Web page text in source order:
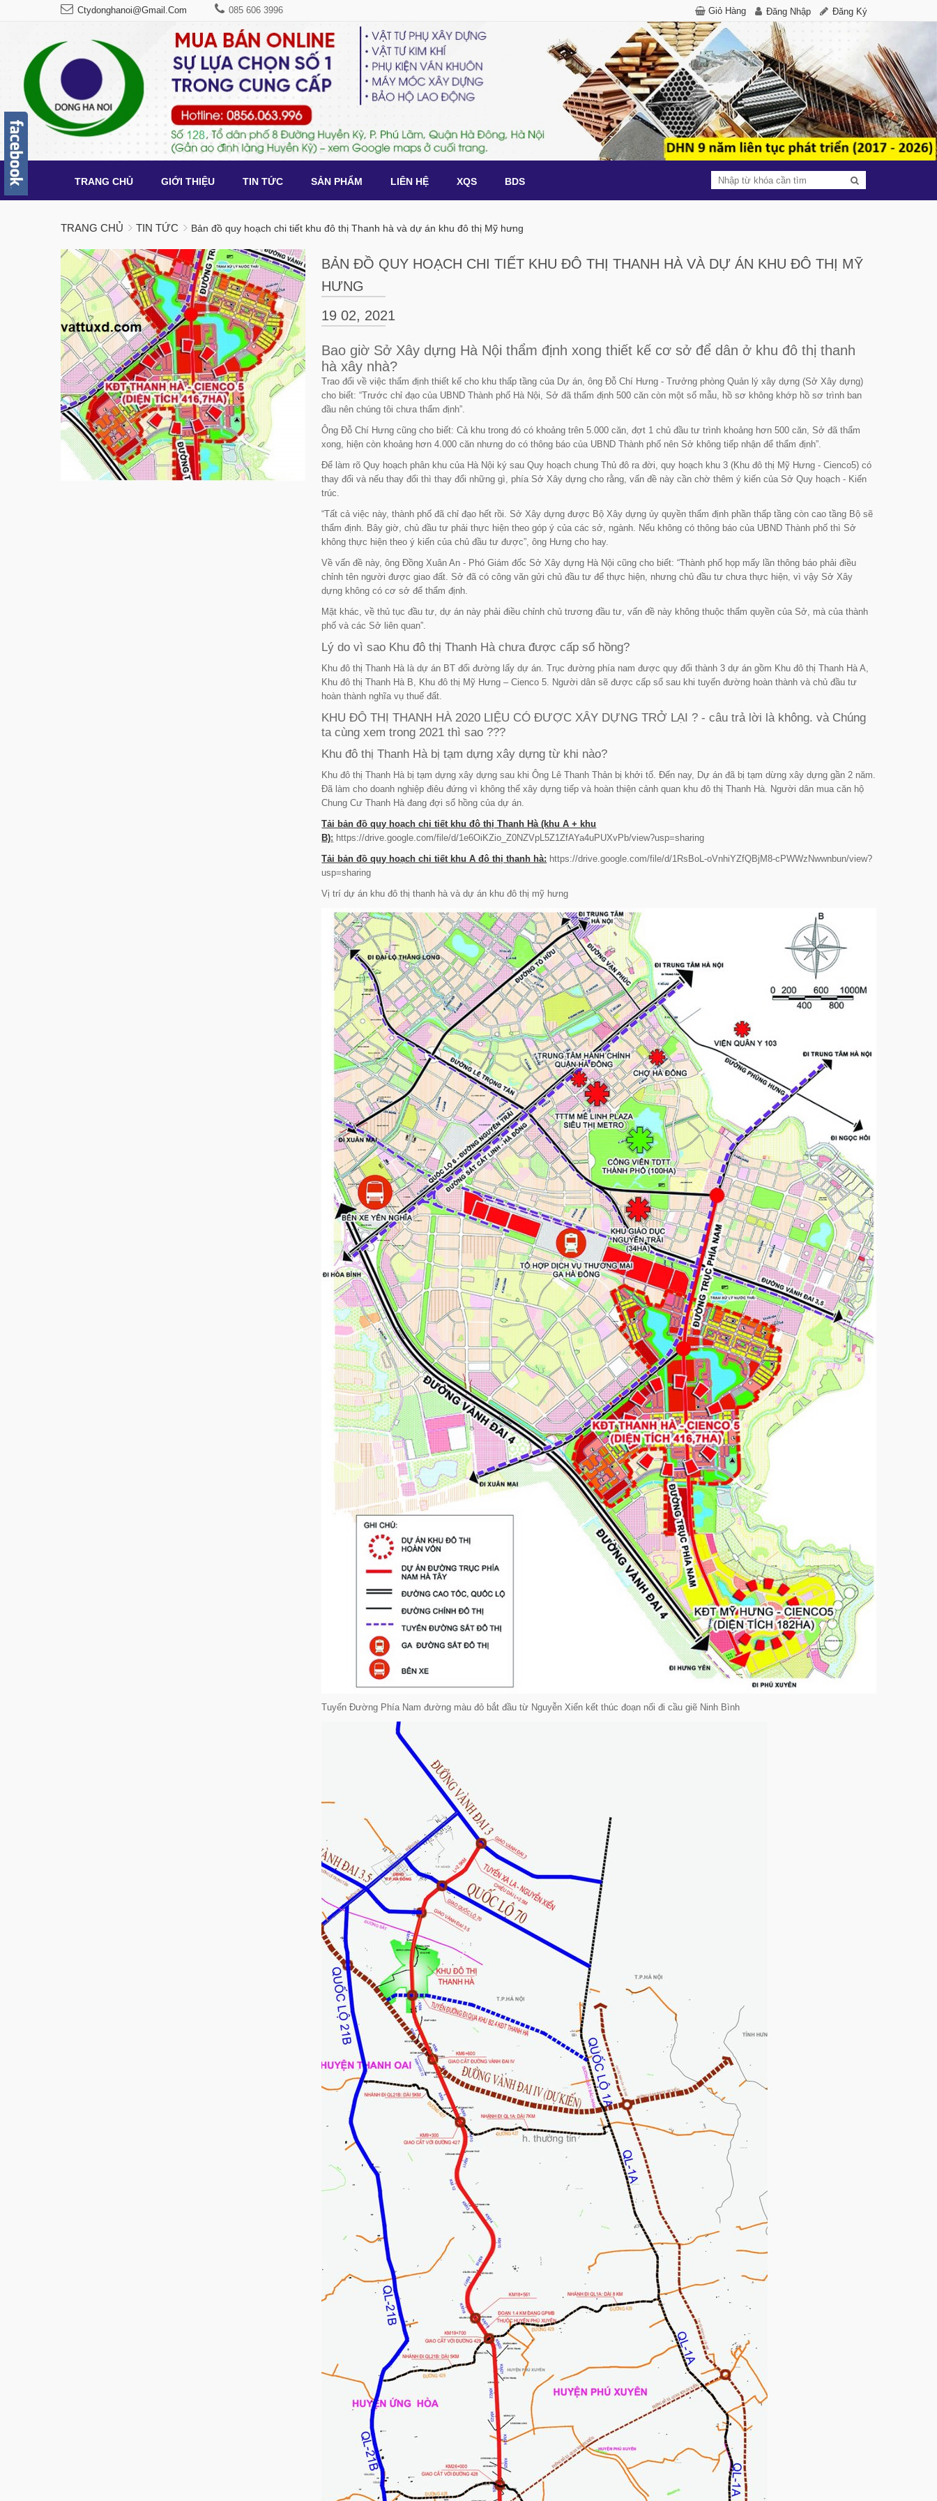
Ctydonghanoi@gmail.com 085 606 3996 Giỏ Hàng Đăng Nhập Đăng Ký
TRANG CHỦ GIỚI THIỆU TIN TỨC SẢN PHẨM LIÊN HỆ XQS BDS
TRANG CHỦ TIN TỨC Bản đồ quy hoạch chi tiết khu đô thị Thanh hà và dự án khu đô thị Mỹ hưng
BẢN ĐỒ QUY HOẠCH CHI TIẾT KHU ĐÔ THỊ THANH HÀ VÀ DỰ ÁN KHU ĐÔ THỊ MỸ
HƯNG
19 02, 2021
Bao giờ Sở Xây dựng Hà Nội thẩm định xong thiết kế cơ sở để dân ở khu đô thị thanh
hà xây nhà?
Trao đổi về việc thẩm định thiết kế cho khu thấp tầng của Dự án, ông Đỗ Chí Hưng - Trưởng phòng Quản lý xây dựng (Sở Xây dựng)
cho biết: “Trước chỉ đạo của UBND Thành phố Hà Nội, Sở đã thẩm định 500 căn còn một số mẫu, hồ sơ không khớp hồ sơ trình ban
đầu nên chúng tôi chưa thẩm định”.
Ông Đỗ Chí Hưng cũng cho biết: Cả khu trong đó có khoảng trên 5.000 căn, đợt 1 chủ đầu tư trình khoảng hơn 500 căn, Sở đã thẩm
xong, hiện còn khoảng hơn 4.000 căn nhưng do có thông báo của UBND Thành phố nên Sở không tiếp nhận để thẩm định”.
Để làm rõ Quy hoạch phân khu của Hà Nội ký sau Quy hoạch chung Thủ đô ra đời, quy hoạch khu 3 (Khu đô thị Mỹ Hưng - Cienco5) có
thay đổi và nếu thay đổi thì thay đổi những gì, phía Sở Xây dựng cho rằng, vấn đề này cần chờ thêm ý kiến của Sở Quy hoạch - Kiến
trúc.
“Tất cả việc này, thành phố đã chỉ đạo hết rồi. Sở Xây dựng được Bộ Xây dựng ủy quyền thẩm định phần thấp tầng còn cao tầng Bộ sẽ
thẩm định. Bây giờ, chủ đầu tư phải thực hiện theo góp ý của các sở, ngành. Nếu không có thông báo của UBND Thành phố thì Sở
không thực hiện theo ý kiến của chủ đầu tư được”, ông Hưng cho hay.
Về vấn đề này, ông Đồng Xuân An - Phó Giám đốc Sở Xây dựng Hà Nội cũng cho biết: “Thành phố họp mấy lần thông báo phải điều
chỉnh tên người được giao đất. Sở đã có công văn gửi chủ đầu tư để thực hiện, nhưng chủ đầu tư chưa thực hiện, vì vậy Sở Xây
dựng không có cơ sở để thẩm định.
Mặt khác, về thủ tục đầu tư, dự án này phải điều chỉnh chủ trương đầu tư, vấn đề này không thuộc thẩm quyền của Sở, mà của thành
phố và các Sở liên quan”.
Lý do vì sao Khu đô thị Thanh Hà chưa được cấp sổ hồng?
Khu đô thị Thanh Hà là dự án BT đổi đường lấy dự án. Trục đường phía nam được quy đổi thành 3 dự án gồm Khu đô thị Thanh Hà A,
Khu đô thị Thanh Hà B, Khu đô thị Mỹ Hưng – Cienco 5. Người dân sẽ được cấp sổ sau khi tuyến đường hoàn thành và chủ đầu tư
hoàn thành nghĩa vụ thuế đất.
KHU ĐÔ THỊ THANH HÀ 2020 LIỆU CÓ ĐƯỢC XÂY DỰNG TRỞ LẠI ? - câu trả lời là không. và Chúng
ta cùng xem trong 2021 thì sao ???
Khu đô thị Thanh Hà bị tạm dựng xây dựng từ khi nào?
Khu đô thị Thanh Hà bị tạm dựng xây dựng sau khi Ông Lê Thanh Thản bị khởi tố. Đến nay, Dự án đã bị tạm dừng xây dựng gần 2 năm.
Đã làm cho doanh nghiệp điêu đứng vì không thể xây dựng tiếp và hoàn thiện cảnh quan khu đô thị Thanh Hà. Người dân mua căn hộ
Chung Cư Thanh Hà đang đợi sổ hồng của dự án.
Tải bản đồ quy hoạch chi tiết khu đô thị Thanh Hà (khu A + khu
B): https://drive.google.com/file/d/1e6OiKZio_Z0NZVpL5Z1ZfAYa4uPUXvPb/view?usp=sharing
Tải bản đồ quy hoạch chi tiết khu A đô thị thanh hà: https://drive.google.com/file/d/1RsBoL-oVnhiYZfQBjM8-cPWWzNwwnbun/view?
usp=sharing
Vị trí dự án khu đô thị thanh hà và dự án khu đô thị mỹ hưng
Tuyến Đường Phía Nam đường màu đỏ bắt đầu từ Nguyễn Xiển kết thúc đoạn nối đi cầu giẽ Ninh Bình